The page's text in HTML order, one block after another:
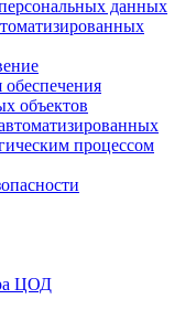
данных
объектов
процессом
ЦОД